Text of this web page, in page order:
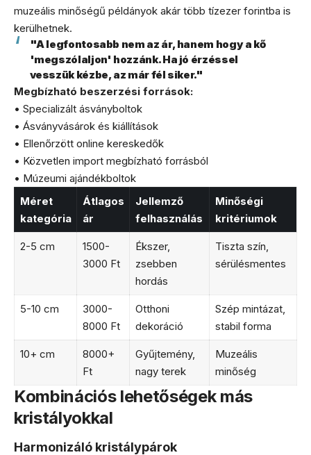
muzeális minőségű példányok akár több tízezer forintba is
kerülhetnek.
"A legfontosabb nem az ár, hanem hogy a kő
'megszólaljon' hozzánk. Ha jó érzéssel
vesszük kézbe, az már fél siker."
Megbízható beszerzési források:
• Specializált ásványboltok
• Ásványvásárok és kiállítások
• Ellenőrzött online kereskedők
• Közvetlen import megbízható forrásból
• Múzeumi ajándékboltok
Méret
kategória
Átlagos
ár
Jellemző
felhasználás
Minőségi
kritériumok
2-5 cm
1500-
3000 Ft
Ékszer,
zsebben
hordás
Tiszta szín,
sérülésmentes
5-10 cm
3000-
8000 Ft
Otthoni
dekoráció
Szép mintázat,
stabil forma
10+ cm
8000+
Ft
Gyűjtemény,
nagy terek
Muzeális
minőség
Kombinációs lehetőségek más
kristályokkal
Harmonizáló kristálypárok